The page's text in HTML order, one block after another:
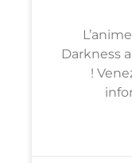
Darkness
!